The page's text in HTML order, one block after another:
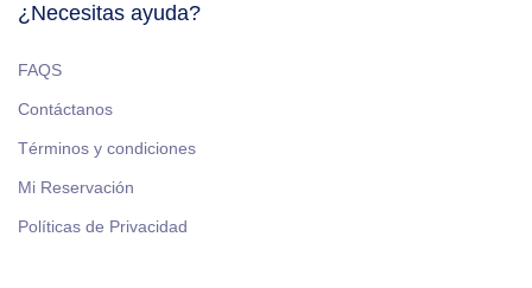
¿Necesitas ayuda?
FAQS
Contáctanos
Términos y condiciones
Mi Reservación
Políticas de Privacidad